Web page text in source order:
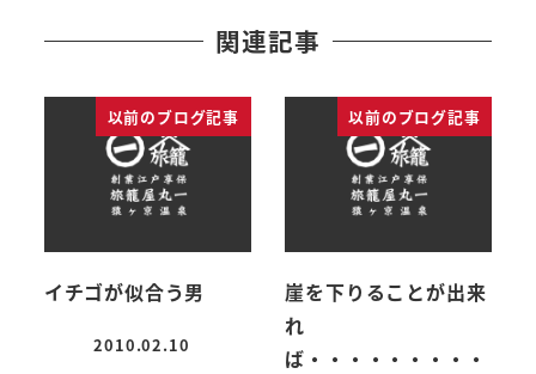
関連記事
以前のブログ記事
イチゴが似合う男
投稿日
2010.02.10
以前のブログ記事
崖を下りることが出来
れ
ば・・・・・・・・・